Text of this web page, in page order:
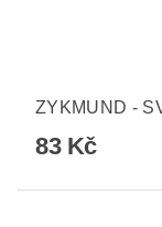
ZYKMUND -
83 Kč